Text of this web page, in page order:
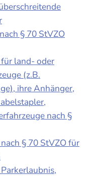
§ 70 StVZO
land- oder
(z.B.
ihre Anhänger,
nach §
§ 70 StVZO für